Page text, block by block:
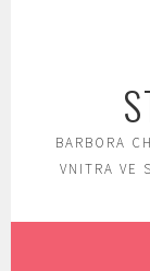
BARBORA
VNITRA VE